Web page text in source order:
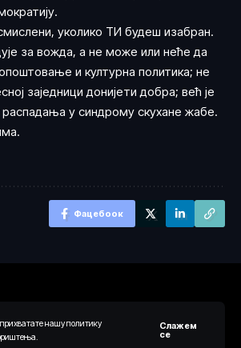
нашу политику
Слажем
се
уколико ТИ будеш изабран.
за вожда, а не може или неће да
и културна политика; не
заједници донијети добра; већ је
распадања у синдрому скухане жабе.
Фацебоок
припадају веб порталу Одговорно.рс. Сва